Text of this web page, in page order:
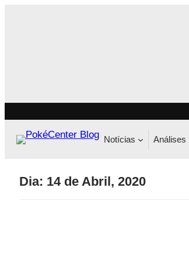
Notícias Análises
Dia: 14 de Abril, 2020